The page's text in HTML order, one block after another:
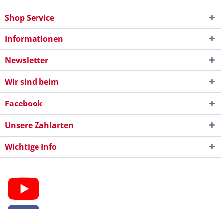
Shop Service
Informationen
Newsletter
Wir sind beim
Facebook
Unsere Zahlarten
Wichtige Info